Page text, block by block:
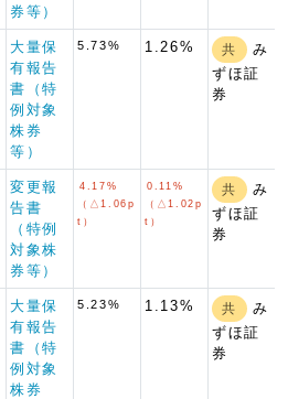
券等）
大量保
有報告
書（特
例対象
株券
等）
5.73% 1.26% 共
み
ずほ証
券
変更報
告書
（特例
対象株
券等）
4.17%
（△1.06p
t）
0.11%
（△1.02p
t）
共
み
ずほ証
券
大量保
有報告
書（特
例対象
株券
5.23% 1.13% 共
み
ずほ証
券